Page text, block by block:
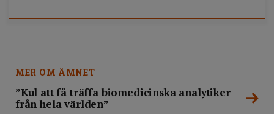
MER OM ÄMNET
”Kul att få träffa biomedicinska analytiker
från hela världen”